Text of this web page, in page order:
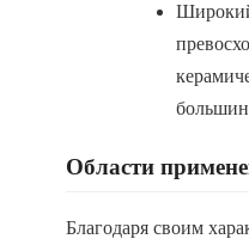
Области
Благодаря своим